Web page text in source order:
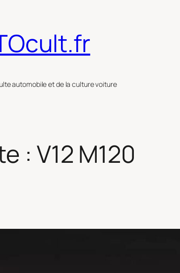
automobile et de la culture voiture
: V12 M120